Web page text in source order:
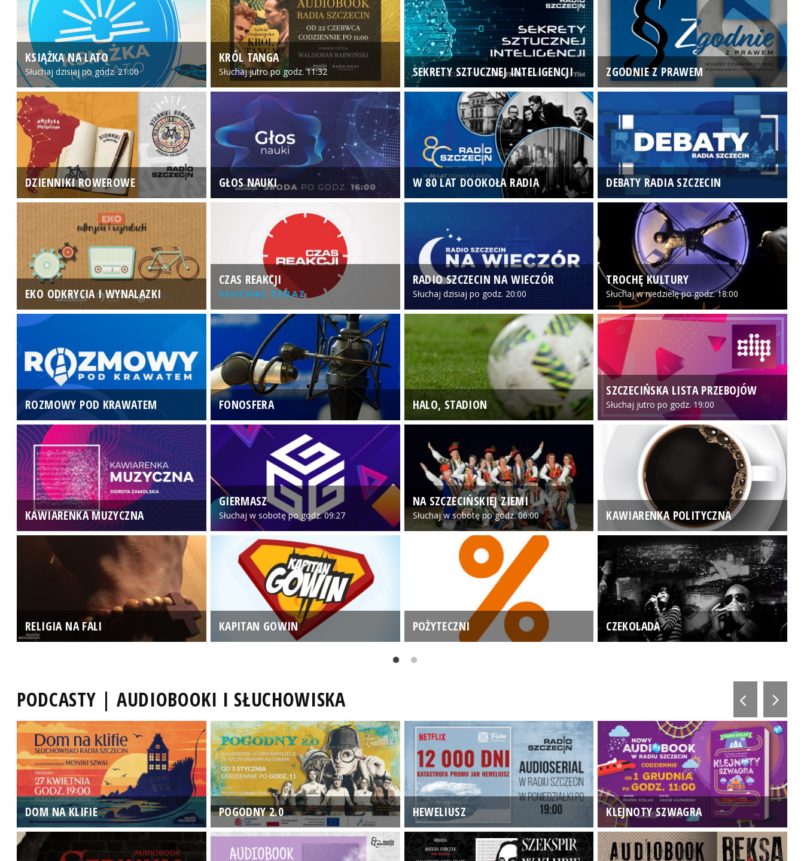
KSIĄŻKA NA LATO
Słuchaj dzisiaj po godz. 21:00
KRÓL TANGA
Słuchaj jutro po godz. 11:32 SEKRETY SZTUCZNEJ INTELIGENCJI ZGODNIE Z PRAWEM
DZIENNIKI ROWEROWE GŁOS NAUKI W 80 LAT DOOKOŁA RADIA DEBATY RADIA SZCZECIN
EKO ODKRYCIA I WYNALAZKI
CZAS REAKCJI
SŁUCHAJ TERAZ
RADIO SZCZECIN NA WIECZÓR
Słuchaj dzisiaj po godz. 20:00
TROCHĘ KULTURY
Słuchaj w niedzielę po godz. 18:00
ROZMOWY POD KRAWATEM FONOSFERA HALO, STADION
SZCZECIŃSKA LISTA PRZEBOJÓW
Słuchaj jutro po godz. 19:00
KAWIARENKA MUZYCZNA
GIERMASZ
Słuchaj w sobotę po godz. 09:27
NA SZCZECIŃSKIEJ ZIEMI
Słuchaj w sobotę po godz. 06:00 KAWIARENKA POLITYCZNA
RELIGIA NA FALI KAPITAN GOWIN POŻYTECZNI CZEKOLADA
PODCASTY | AUDIOBOOKI I SŁUCHOWISKA
DOM NA KLIFIE POGODNY 2.0 HEWELIUSZ KLEJNOTY SZWAGRA